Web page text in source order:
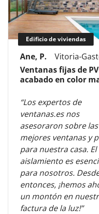
Edificio de viviendas
Ane, P.
Vitoria-
Ventanas fijas de
acabado en color
“Los expertos de
ventanas.es nos
asesoraron sobre las
mejores ventanas y
para nuestra casa. El
aislamiento es
para nosotros.
entonces, ¡hemos
un montón en
factura de la luz!”